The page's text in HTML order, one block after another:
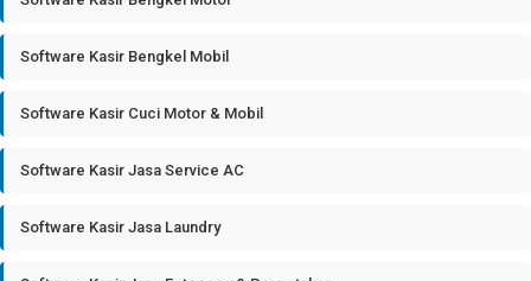
Software Kasir Bengkel Mobil
Software Kasir Cuci Motor & Mobil
Software Kasir Jasa Service AC
Software Kasir Jasa Laundry